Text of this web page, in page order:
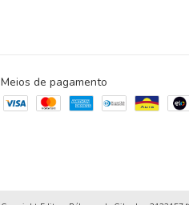
Meios de pagamento